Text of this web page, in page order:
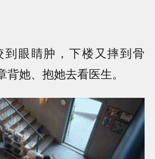
眼睛肿，下楼又摔到骨
她、抱她去看医生。